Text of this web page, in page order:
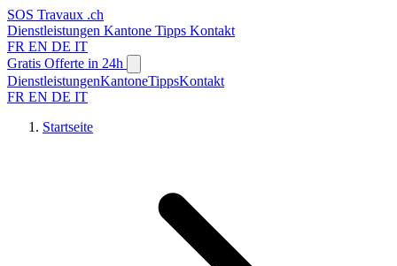
SOS Travaux .ch
Dienstleistungen Kantone Tipps Kontakt
FR EN DE IT
Gratis Offerte in 24h
DienstleistungenKantoneTippsKontakt
FR EN DE IT
Startseite